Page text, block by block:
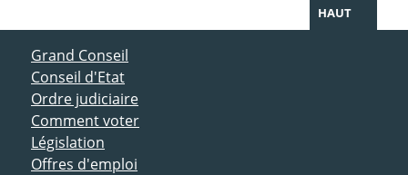
HAUT
ACCÈS DIRECT
Grand Conseil
Conseil d'Etat
Ordre judiciaire
Comment voter
Législation
Offres d'emploi